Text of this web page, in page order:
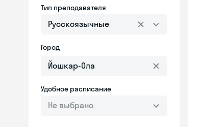
Тип преподавателя
Русскоязычные
Город
Удобное расписание
Не выбрано